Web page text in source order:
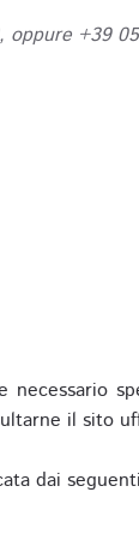
oppure +39
necessario
il sito
dai